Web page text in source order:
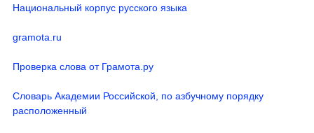
Национальный корпус русского языка
gramota.ru
Проверка слова от Грамота.ру
Словарь Академии Российской, по азбучному порядку
расположенный